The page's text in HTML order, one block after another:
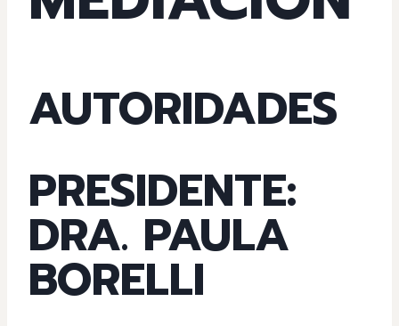
AUTORIDADES
PRESIDENTE:
DRA. PAULA
BORELLI